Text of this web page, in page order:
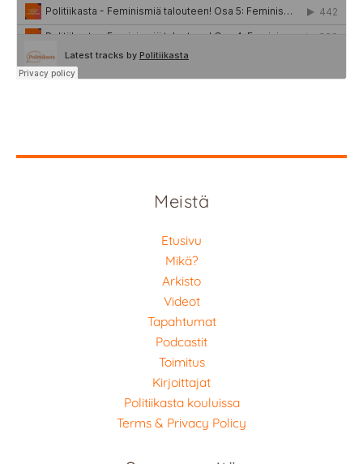
Meistä
Etusivu
Mikä?
Arkisto
Videot
Tapahtumat
Podcastit
Toimitus
Kirjoittajat
Politiikasta kouluissa
Terms & Privacy Policy